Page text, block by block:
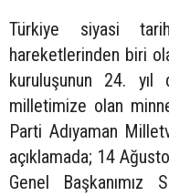
Türkiye siyasi
hareketlerinden biri
kuruluşunun 24.
milletimize olan
Parti Adıyaman
açıklamada; 14
Genel Başkanımız